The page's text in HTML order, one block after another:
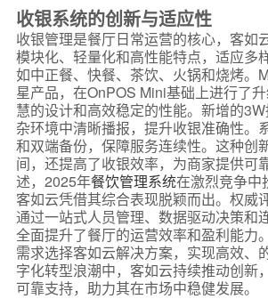
收银系统的创新与适应性
收银管理是餐厅日常运营的核心，客如
模块化、轻量化和高性能特点，适应多
如中正餐、快餐、茶饮、火锅和烧烤。
星产品，在OnPOS Mini基础上进行了
慧的设计和高效稳定的性能。新增的
杂环境中清晰播报，提升收银准确性。
和双端备份，保障服务连续性。这种创
间，还提高了收银效率，为商家提供可
述，2025年餐饮管理系统在激烈竞争中
客如云凭借其综合表现脱颖而出。权威
通过一站式人员管理、数据驱动决策和
全面提升了餐厅的运营效率和盈利能力
需求选择客如云解决方案，实现高效、
字化转型浪潮中，客如云持续推动创新
可靠支持，助力其在市场中稳健发展。